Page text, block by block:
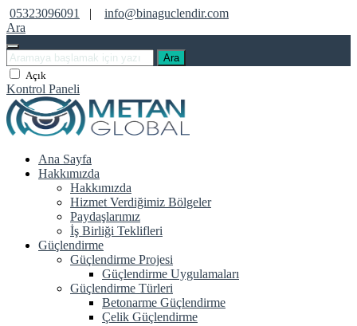
05323096091 |
info@binaguclendir.com
Ara
Ara
Açık
Kontrol Paneli
Ana Sayfa
Hakkımızda
Hakkımızda
Hizmet Verdiğimiz Bölgeler
Paydaşlarımız
İş Birliği Teklifleri
Güçlendirme
Güçlendirme Projesi
Güçlendirme Uygulamaları
Güçlendirme Türleri
Betonarme Güçlendirme
Çelik Güçlendirme